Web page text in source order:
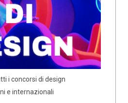
i concorsi di design
e internazionali